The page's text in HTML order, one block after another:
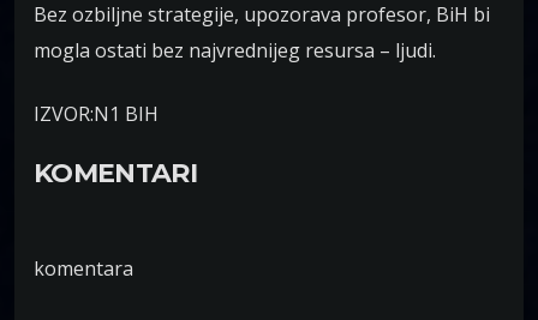
Bez ozbiljne strategije, upozorava profesor, BiH bi
mogla ostati bez najvrednijeg resursa – ljudi.
IZVOR:N1 BIH
KOMENTARI
komentara